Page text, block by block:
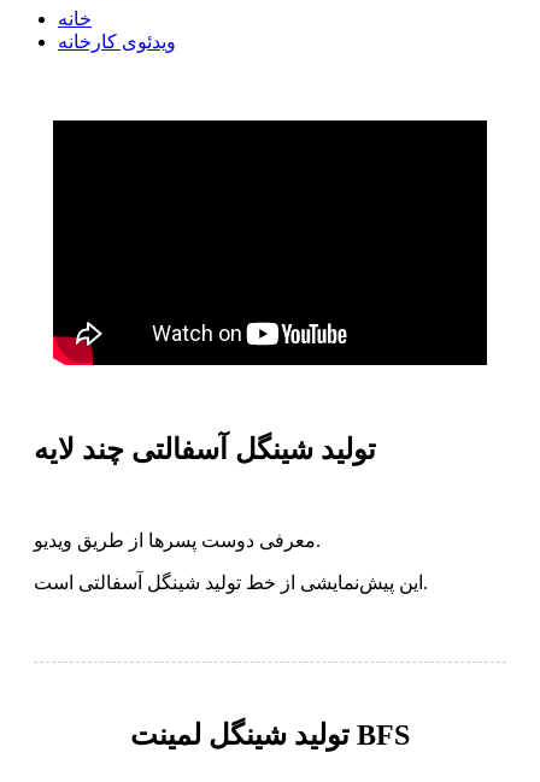
خانه
ویدئوی کارخانه
تولید شینگل آسفالتی چند لایه
معرفی دوست پسرها از طریق ویدیو.
این پیش‌نمایشی از خط تولید شینگل آسفالتی است.
تولید شینگل لمینت BFS